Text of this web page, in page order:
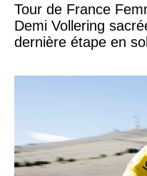
Tour de France
Demi Vollering
dernière étape en